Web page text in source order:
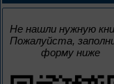
Не нашли нужную
Пожалуйста,
форму ниже